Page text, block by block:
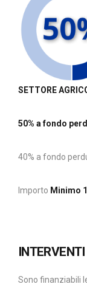
SETTORE
50% a fondo
40% a fondo
Importo Minimo
Sono finanziabili